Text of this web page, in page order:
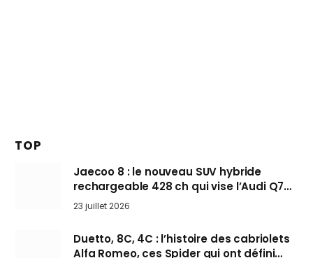
TOP
Jaecoo 8 : le nouveau SUV hybride
rechargeable 428 ch qui vise l’Audi Q7
arrive en Europe cet automne
23 juillet 2026
Duetto, 8C, 4C : l’histoire des cabriolets
Alfa Romeo, ces Spider qui ont défini